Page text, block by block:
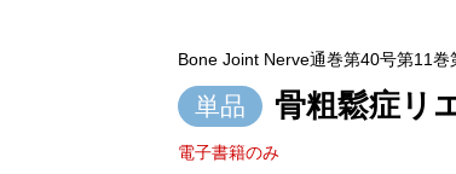
Bone Joint Nerve通巻第40号第11巻
骨粗鬆症リ
電子書籍のみ